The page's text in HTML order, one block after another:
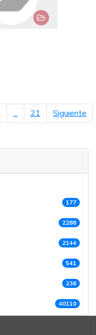
... 21 Siguiente
177
2286
2144
541
236
40110